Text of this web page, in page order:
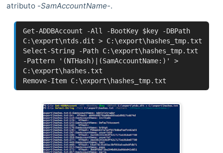
atributo -SamAccountName-.
Get-ADDBAccount -All -BootKey $key -DBPath
C:\export\ntds.dit > C:\export\hashes_tmp.txt
Select-String -Path C:\export\hashes_tmp.txt
-Pattern '(NTHash)|(SamAccountName:)' >
C:\export\hashes.txt
Remove-Item C:\export\hashes_tmp.txt